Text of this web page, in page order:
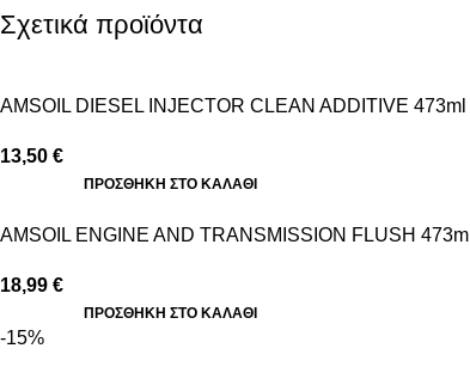
Σχετικά προϊόντα
AMSOIL DIESEL INJECTOR CLEAN ADDITIVE 473ml
13,50 €
ΠΡΟΣΘΉΚΗ ΣΤΟ ΚΑΛΆΘΙ
AMSOIL ENGINE AND TRANSMISSION FLUSH 473ml
18,99 €
ΠΡΟΣΘΉΚΗ ΣΤΟ ΚΑΛΆΘΙ
-15%